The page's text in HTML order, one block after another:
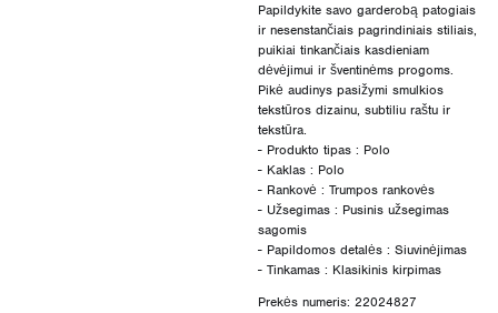
Papildykite savo garderobą patogiais
ir nesenstančiais pagrindiniais stiliais,
puikiai tinkančiais kasdieniam
dėvėjimui ir šventinėms progoms.
Pikė audinys pasižymi smulkios
tekstūros dizainu, subtiliu raštu ir
tekstūra.
- Produkto tipas : Polo
- Kaklas : Polo
- Rankovė : Trumpos rankovės
- Užsegimas : Pusinis užsegimas
sagomis
- Papildomos detalės : Siuvinėjimas
- Tinkamas : Klasikinis kirpimas
Prekės numeris: 22024827